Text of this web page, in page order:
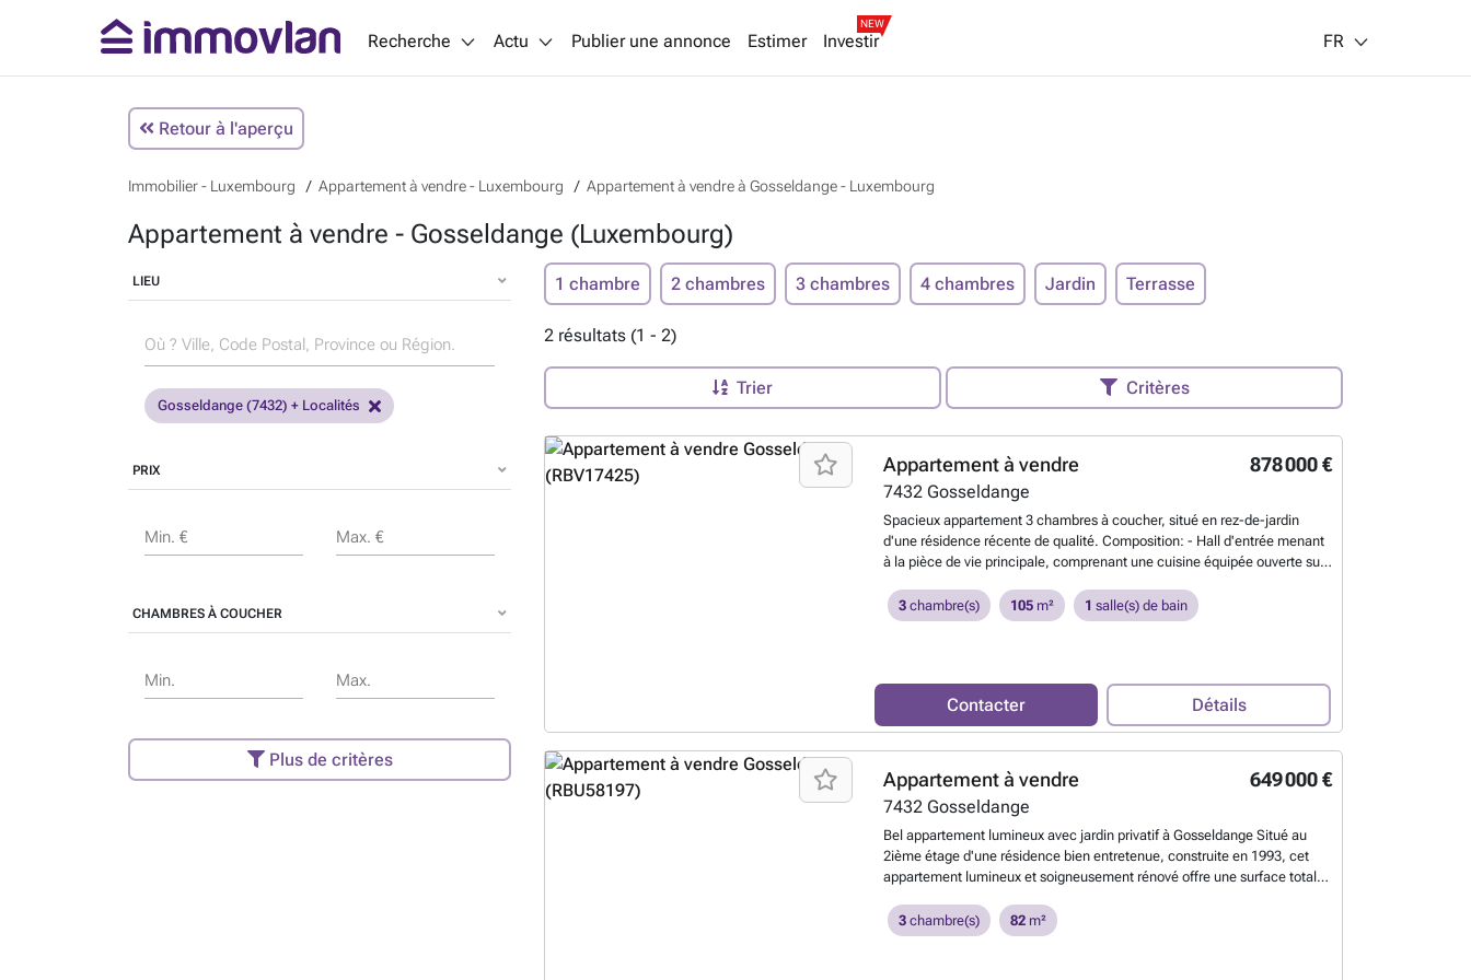
Recherche Actu Publier une annonce Estimer Investir
NEW
FR
Retour à l'aperçu
Immobilier - Luxembourg Appartement à vendre - Luxembourg Appartement à vendre à Gosseldange - Luxembourg
Appartement à vendre - Gosseldange (Luxembourg)
LIEU
Gosseldange (7432) + Localités
PRIX
Min. € Max. €
CHAMBRES À COUCHER
Min. Max.
Plus de critères
1 chambre 2 chambres 3 chambres 4 chambres Jardin Terrasse
2 résultats (1 - 2)
Trier Critères
878 000 €
Appartement à vendre
7432 Gosseldange
Spacieux appartement 3 chambres à coucher, situé en rez-de-jardin
d'une résidence récente de qualité. Composition: - Hall d'entrée menant
à la pièce de vie principale, comprenant une cuisine équipée ouverte sur
parentale avec dressing et salle de bains avec baignoire et toilette, - deux
chambres à coucher - une salle de douche avec toilette, - un débarras
savoir plus ?
3chambre(s) 105m² 1 salle(s) de bain
Contacter Détails
649 000 €
Appartement à vendre
7432 Gosseldange
Bel appartement lumineux avec jardin privatif à Gosseldange Situé au
2ième étage d'une résidence bien entretenue, construite en 1993, cet
appartement lumineux et soigneusement rénové offre une surface total
privatif, un véritable atout rare dans la région. Espaces de vie lumineux et
fonctionnels : Dès l'entrée, vous serez charmé par son agencement
3chambre(s) 82m²